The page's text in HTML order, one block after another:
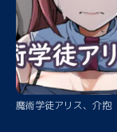
魔術学徒アリス、介抱